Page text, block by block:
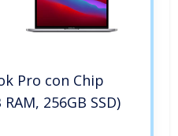
Pro con Chip
256GB SSD)